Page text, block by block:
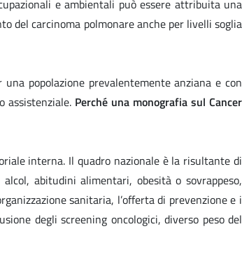
e ambientali può essere attribuita una
del carcinoma polmonare anche per livelli soglia
popolazione prevalentemente anziana e con
assistenziale. Perché una monografia sulCancer
interna. Il quadro nazionale è la risultante di
abitudini alimentari, obesità o sovrappeso,
sanitaria, l’offerta di prevenzione e i
degli screening oncologici, diverso peso del